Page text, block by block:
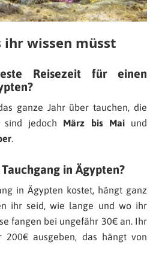
ihr wissen müsst
Reisezeit für einen
ganze Jahr über tauchen, die
sind jedoch März bis Maiund
.
in Ägypten?
in Ägypten kostet, hängt ganz
ihr seid, wie lange und wo ihr
fangen bei ungefähr 30€ an. Ihr
ausgeben, das hängt von